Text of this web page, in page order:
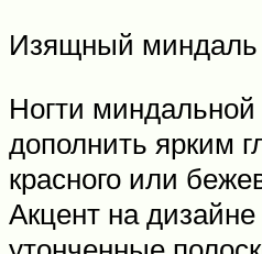
Изящный миндаль
Ногти
дополнить ярким
красного или
Акцент на